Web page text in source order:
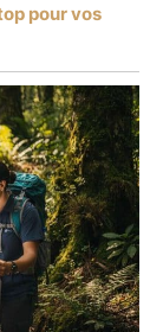
pour vos